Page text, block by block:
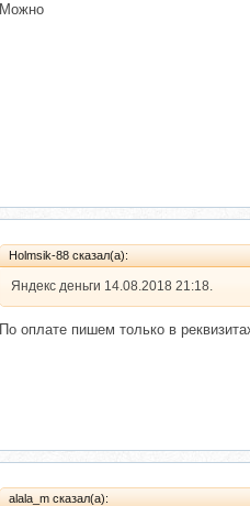
Можно
Holmsik-88 сказал(а):
Яндекс деньги 14.08.2018 21:18.
По оплате пишем только в
alala_m сказал(а):